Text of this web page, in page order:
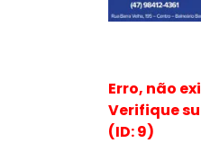
Erro, não
Verifique
(ID: 9)